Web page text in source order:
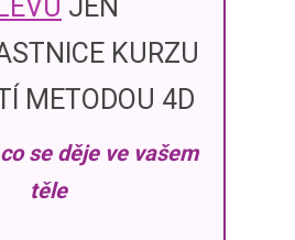
JEN
KURZU
METODOU 4D
se děje ve vašem
těle